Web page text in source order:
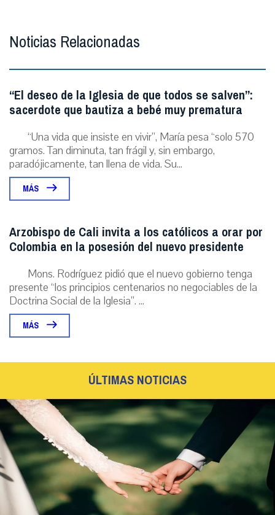
Noticias Relacionadas
“El deseo de la Iglesia de que todos se salven”:
sacerdote que bautiza a bebé muy prematura
“Una vida que insiste en vivir”, María pesa “solo 570
gramos. Tan diminuta, tan frágil y, sin embargo,
paradójicamente, tan llena de vida. Su...
MÁS
Arzobispo de Cali invita a los católicos a orar por
Colombia en la posesión del nuevo presidente
Mons. Rodríguez pidió que el nuevo gobierno tenga
presente “los principios centenarios no negociables de la
Doctrina Social de la Iglesia”. ...
MÁS
ÚLTIMAS NOTICIAS